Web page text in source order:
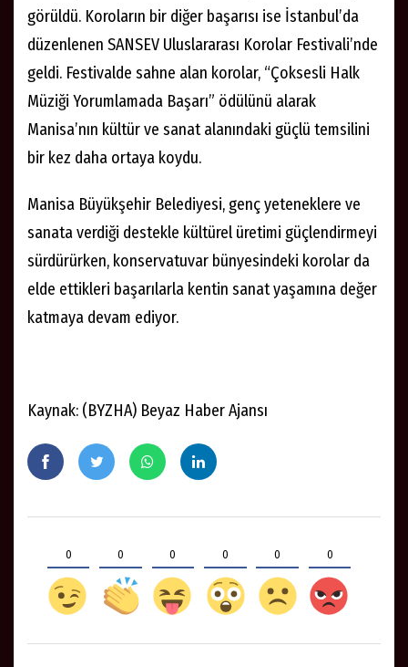
görüldü. Koroların bir diğer başarısı ise İstanbul’da
düzenlenen SANSEV Uluslararası Korolar Festivali’nde
geldi. Festivalde sahne alan korolar, “Çoksesli Halk
Müziği Yorumlamada Başarı” ödülünü alarak
Manisa’nın kültür ve sanat alanındaki güçlü temsilini
bir kez daha ortaya koydu.
Manisa Büyükşehir Belediyesi, genç yeteneklere ve
sanata verdiği destekle kültürel üretimi güçlendirmeyi
sürdürürken, konservatuvar bünyesindeki korolar da
elde ettikleri başarılarla kentin sanat yaşamına değer
katmaya devam ediyor.
Kaynak: (BYZHA) Beyaz Haber Ajansı
0 0 0 0 0 0